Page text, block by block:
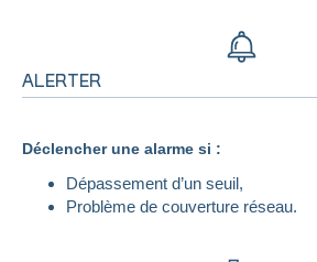
ALERTER
Déclencher une alarme si :
Dépassement d’un seuil,
Problème de couverture réseau.